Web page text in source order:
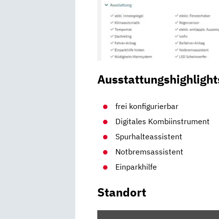
frei konfigurierbar
Digitales Kombiinstrument
Spurhalteassistent
Notbremsassistent
Einparkhilfe
Standort